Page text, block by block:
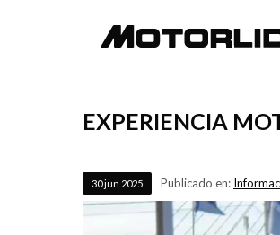
EXPERIENCIA
30jun 2025 Publicado en: